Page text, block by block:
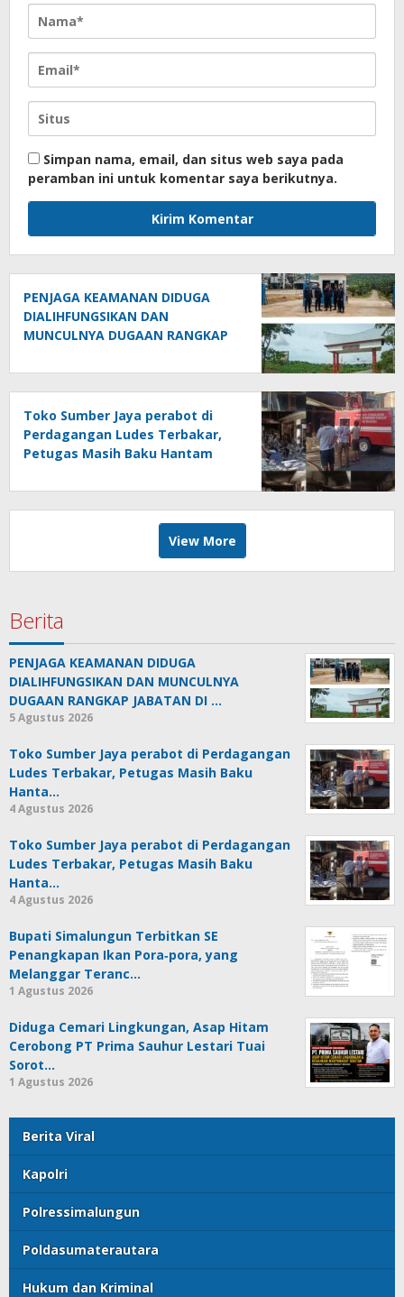
Simpan nama, email, dan situs web saya pada
peramban ini untuk komentar saya berikutnya.
PENJAGA KEAMANAN DIDUGA
DIALIHFUNGSIKAN DAN
MUNCULNYA DUGAAN RANGKAP
PALMCO UNIT KEBUN MAYANG
Toko Sumber Jaya perabot di
Perdagangan Ludes Terbakar,
Petugas Masih Baku Hantam
View More
Berita
PENJAGA KEAMANAN DIDUGA
DIALIHFUNGSIKAN DAN MUNCULNYA
DUGAAN RANGKAP JABATAN DI …
5 Agustus 2026
Toko Sumber Jaya perabot di Perdagangan
Ludes Terbakar, Petugas Masih Baku
Hanta…
4 Agustus 2026
Toko Sumber Jaya perabot di Perdagangan
Ludes Terbakar, Petugas Masih Baku
Hanta…
4 Agustus 2026
Bupati Simalungun Terbitkan SE
Penangkapan Ikan Pora‑pora, yang
Melanggar Teranc…
1 Agustus 2026
Diduga Cemari Lingkungan, Asap Hitam
Cerobong PT Prima Sauhur Lestari Tuai
Sorot…
1 Agustus 2026
Berita Viral
Kapolri
Polressimalungun
Poldasumaterautara
Hukum dan Kriminal